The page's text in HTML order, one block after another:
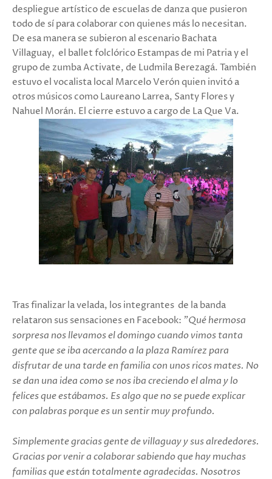
despliegue artístico de escuelas de danza que pusieron
todo de sí para colaborar con quienes más lo necesitan.
De esa manera se subieron al escenario Bachata
Villaguay, el ballet folclórico Estampas de mi Patria y el
grupo de zumba Activate, de Ludmila Berezagá. También
estuvo el vocalista local Marcelo Verón quien invitó a
otros músicos como Laureano Larrea, Santy Flores y
Nahuel Morán. El cierre estuvo a cargo de La Que Va.
Tras finalizar la velada, los integrantes de la banda
relataron sus sensaciones en Facebook: "Qué hermosa
sorpresa nos llevamos el domingo cuando vimos tanta
gente que se iba acercando a la plaza Ramírez para
disfrutar de una tarde en familia con unos ricos mates. No
se dan una idea como se nos iba creciendo el alma y lo
felices que estábamos. Es algo que no se puede explicar
con palabras porque es un sentir muy profundo.
Simplemente gracias gente de villaguay y sus alrededores.
Gracias por venir a colaborar sabiendo que hay muchas
familias que están totalmente agradecidas. Nosotros